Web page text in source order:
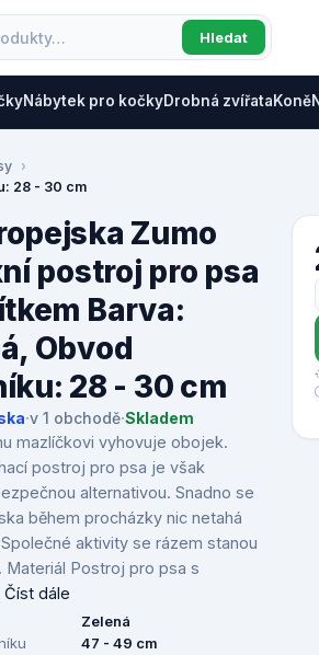
Hledat
Nábytek pro kočkyDrobná zvířataKoně
28 - 30 cm
Zumo
postroj pro psa
Barva:
Obvod
28 - 30 cm
·v 1 obchodě·Skladem
mazlíčkovi vyhovuje obojek.
postroj pro psa je však
alternativou. Snadno se
během procházky nic netahá
aktivity se rázem stanou
Materiál Postroj pro psa s
Číst dále
Zelená
47 - 49 cm